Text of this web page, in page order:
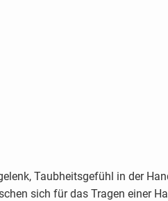
Taubheitsgefühl in der
sich für das Tragen einer